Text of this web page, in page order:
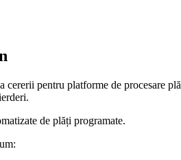
pentru platforme de procesare
de plăți programate.